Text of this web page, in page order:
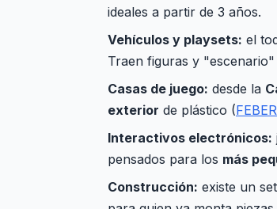
ideales a partir de 3 años.
Vehículos y playsets: el
Traen figuras y "escenario"
Casas de juego: desde la
exterior de plástico (FEBER
Interactivos electrónicos:
pensados para los más
Construcción: existe un set